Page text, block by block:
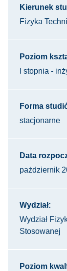
Kierunek
Fizyka
Poziom
I stopnia -
Forma
stacjonarne
Data
pażdziernik
Wydział:
Wydział
Stosowanej
Poziom